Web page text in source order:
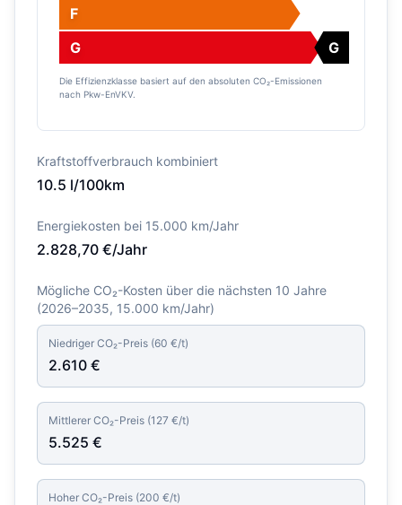
F
G
G
Die Effizienzklasse basiert auf den absoluten CO₂-Emissionen
nach Pkw-EnVKV.
Kraftstoffverbrauch kombiniert
10.5 l/100km
Energiekosten bei 15.000 km/Jahr
2.828,70 €/Jahr
Mögliche CO₂-Kosten über die nächsten 10 Jahre
(2026–2035, 15.000 km/Jahr)
Niedriger CO₂-Preis (60 €/t)
2.610 €
Mittlerer CO₂-Preis (127 €/t)
5.525 €
Hoher CO₂-Preis (200 €/t)